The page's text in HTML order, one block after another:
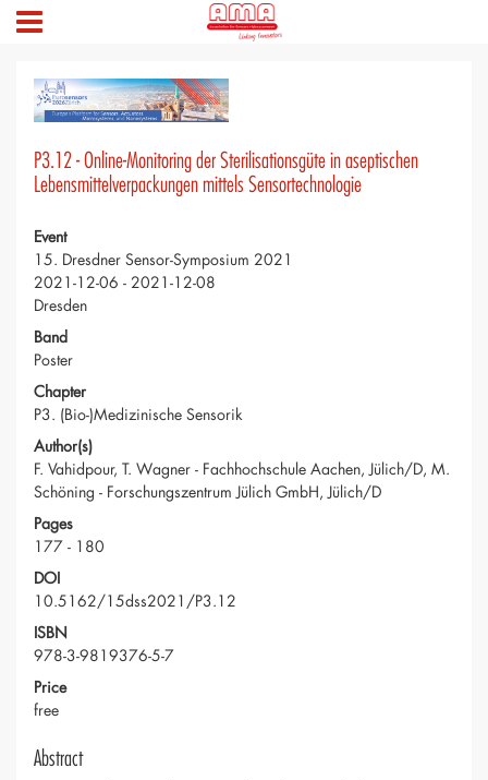
P3.12 - Online-Monitoring der Sterilisationsgüte in aseptischen
Lebensmittelverpackungen mittels Sensortechnologie
Event
15. Dresdner Sensor-Symposium 2021
2021-12-06 - 2021-12-08
Dresden
Band
Poster
Chapter
P3. (Bio-)Medizinische Sensorik
Author(s)
F. Vahidpour, T. Wagner - Fachhochschule Aachen, Jülich/D, M.
Schöning - Forschungszentrum Jülich GmbH, Jülich/D
Pages
177 - 180
DOI
10.5162/15dss2021/P3.12
ISBN
978-3-9819376-5-7
Price
free
Abstract